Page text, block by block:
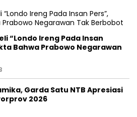
“Londo Ireng Pada Insan
Bahwa Prabowo Negarawan
Garda Satu NTB Apresiasi
2026